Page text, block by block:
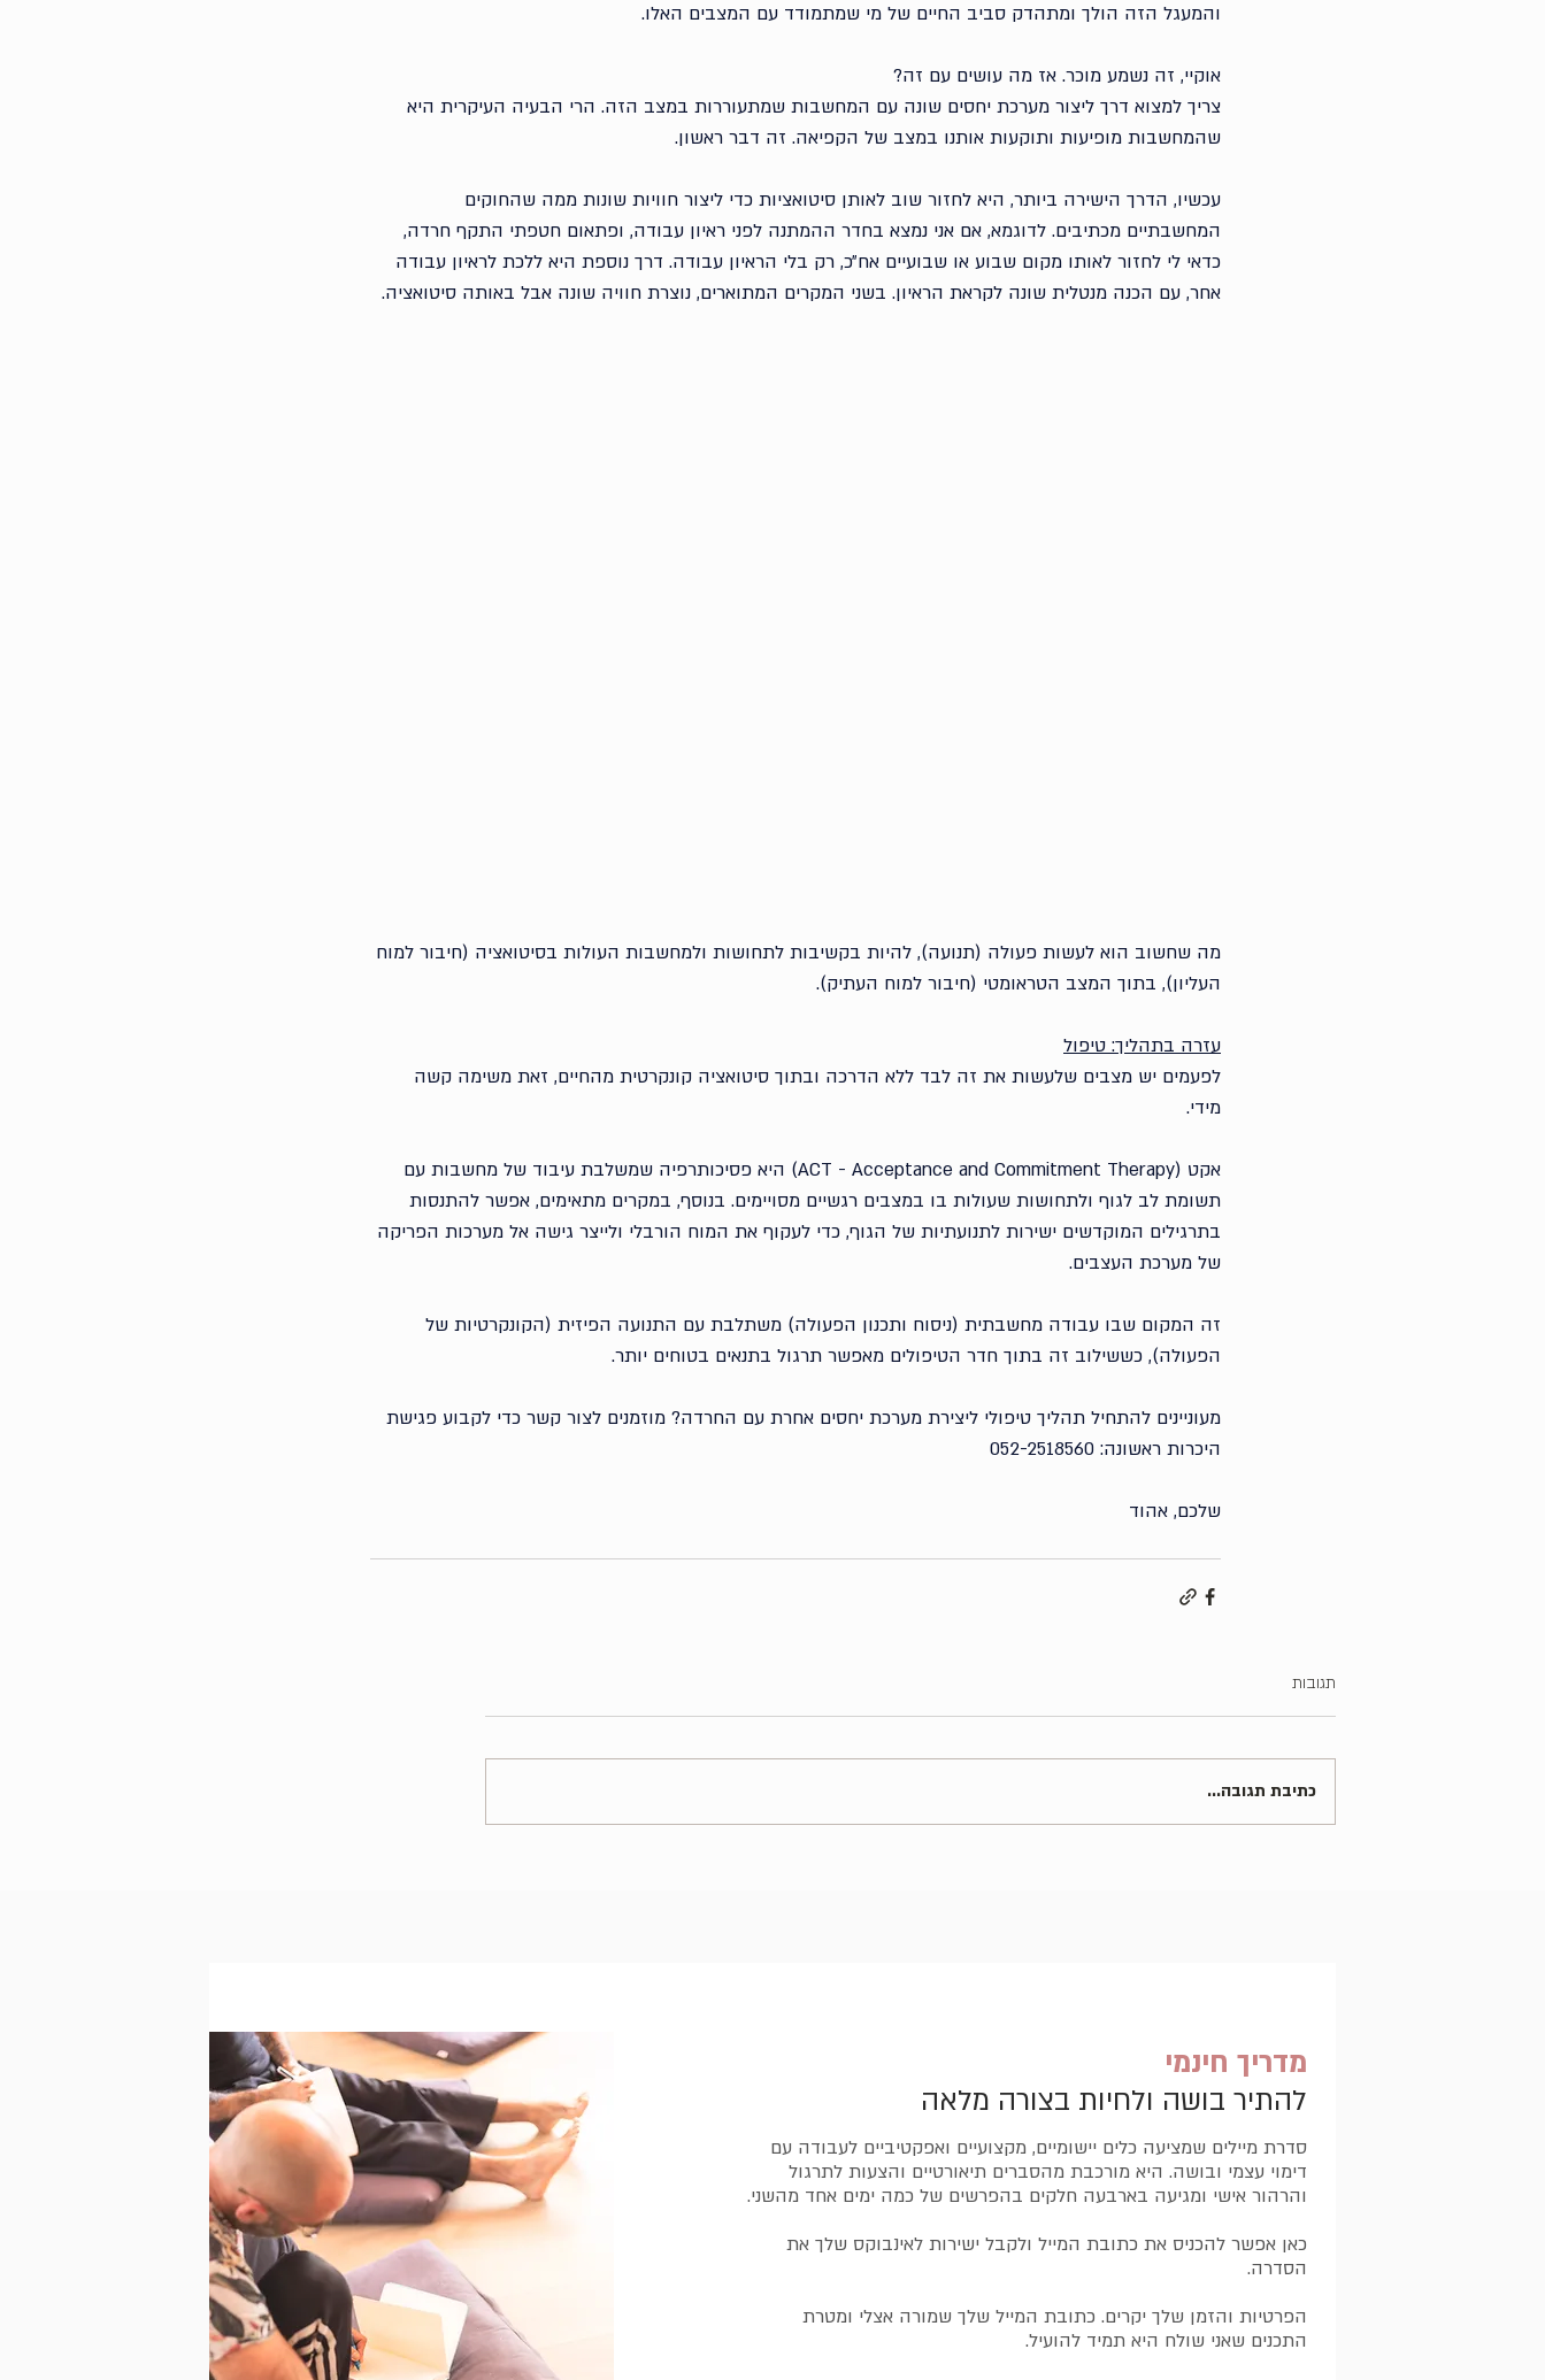
והמעגל הזה הולך ומתהדק סביב החיים של מי שמתמודד עם המצבים האלו.
אוקיי, זה נשמע מוכר. אז מה עושים עם זה?
צריך למצוא דרך ליצור מערכת יחסים שונה עם המחשבות שמתעוררות במצב הזה. הרי הבעיה העיקרית היא
שהמחשבות מופיעות ותוקעות אותנו במצב של הקפיאה. זה דבר ראשון.
עכשיו, הדרך הישירה ביותר, היא לחזור שוב לאותן סיטואציות כדי ליצור חוויות שונות ממה שהחוקים
המחשבתיים מכתיבים. לדוגמא, אם אני נמצא בחדר ההמתנה לפני ראיון עבודה, ופתאום חטפתי התקף חרדה,
כדאי לי לחזור לאותו מקום שבוע או שבועיים אח״כ, רק בלי הראיון עבודה. דרך נוספת היא ללכת לראיון עבודה
אחר, עם הכנה מנטלית שונה לקראת הראיון. בשני המקרים המתוארים, נוצרת חוויה שונה אבל באותה סיטואציה.
מה שחשוב הוא לעשות פעולה (תנועה), להיות בקשיבות לתחושות ולמחשבות העולות בסיטואציה (חיבור למוח
העליון), בתוך המצב הטראומטי (חיבור למוח העתיק).
עזרה בתהליך: טיפול
לפעמים יש מצבים שלעשות את זה לבד ללא הדרכה ובתוך סיטואציה קונקרטית מהחיים, זאת משימה קשה
מידי.
אקט (ACT - Acceptance and Commitment Therapy) היא פסיכותרפיה שמשלבת עיבוד של מחשבות עם
תשומת לב לגוף ולתחושות שעולות בו במצבים רגשיים מסויימים. בנוסף, במקרים מתאימים, אפשר להתנסות
בתרגילים המוקדשים ישירות לתנועתיות של הגוף, כדי לעקוף את המוח הורבלי ולייצר גישה אל מערכות הפריקה
של מערכת העצבים.
זה המקום שבו עבודה מחשבתית (ניסוח ותכנון הפעולה) משתלבת עם התנועה הפיזית (הקונקרטיות של
הפעולה), כששילוב זה בתוך חדר הטיפולים מאפשר תרגול בתנאים בטוחים יותר.
מעוניינים להתחיל תהליך טיפולי ליצירת מערכת יחסים אחרת עם החרדה? מוזמנים לצור קשר כדי לקבוע פגישת
היכרות ראשונה: 052-2518560
שלכם, אהוד
תגובות
כתיבת תגובה...
מדריך חינמי
להתיר בושה ולחיות בצורה מלאה
סדרת מיילים שמציעה כלים יישומיים, מקצועיים ואפקטיביים לעבודה עם
דימוי עצמי ובושה. היא מורכבת מהסברים תיאורטיים והצעות לתרגול
והרהור אישי ומגיעה בארבעה חלקים בהפרשים של כמה ימים אחד מהשני.
כאן אפשר להכניס את כתובת המייל ולקבל ישירות לאינבוקס שלך את
הסדרה.
הפרטיות והזמן שלך יקרים. כתובת המייל שלך שמורה אצלי ומטרת
התכנים שאני שולח היא תמיד להועיל.